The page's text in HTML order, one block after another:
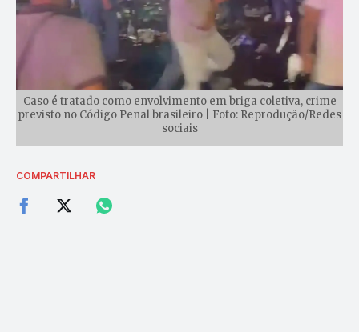
Caso é tratado como envolvimento em briga coletiva, crime
previsto no Código Penal brasileiro | Foto: Reprodução/Redes
sociais
COMPARTILHAR